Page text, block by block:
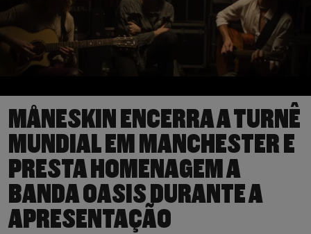
MÅNESKIN ENCERRA A TURNÊ
MUNDIAL EM MANCHESTER E
PRESTA HOMENAGEM A
BANDA OASIS DURANTE A
APRESENTAÇÃO